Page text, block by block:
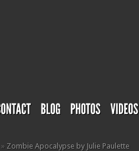
» Zombie Apocalypse by Julie Paulette